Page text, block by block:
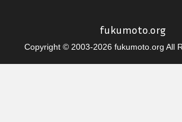
fukumoto.org
Copyright © 2003-2026 fukumoto.org All